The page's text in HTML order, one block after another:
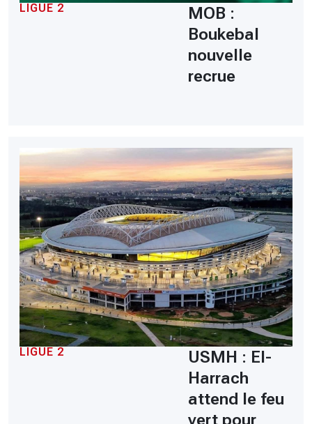
LIGUE 2
MOB :
Boukebal
nouvelle
recrue
LIGUE 2
USMH : El-
Harrach
attend le feu
vert pour